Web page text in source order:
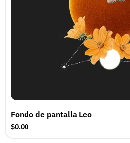
Fondo de pantalla Leo
$0.00